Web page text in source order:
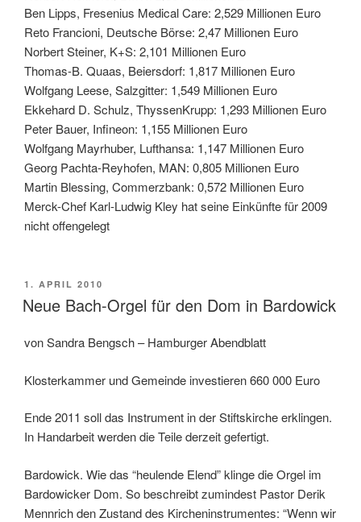
Ben Lipps, Fresenius Medical Care: 2,529 Millionen Euro
Reto Francioni, Deutsche Börse: 2,47 Millionen Euro
Norbert Steiner, K+S: 2,101 Millionen Euro
Thomas-B. Quaas, Beiersdorf: 1,817 Millionen Euro
Wolfgang Leese, Salzgitter: 1,549 Millionen Euro
Ekkehard D. Schulz, ThyssenKrupp: 1,293 Millionen Euro
Peter Bauer, Infineon: 1,155 Millionen Euro
Wolfgang Mayrhuber, Lufthansa: 1,147 Millionen Euro
Georg Pachta-Reyhofen, MAN: 0,805 Millionen Euro
Martin Blessing, Commerzbank: 0,572 Millionen Euro
Merck-Chef Karl-Ludwig Kley hat seine Einkünfte für 2009
nicht offengelegt
POSTED
ON
1. APRIL 2010
Neue Bach-Orgel für den Dom in Bardowick
von Sandra Bengsch – Hamburger Abendblatt
Klosterkammer und Gemeinde investieren 660 000 Euro
Ende 2011 soll das Instrument in der Stiftskirche erklingen.
In Handarbeit werden die Teile derzeit gefertigt.
Bardowick. Wie das “heulende Elend” klinge die Orgel im
Bardowicker Dom. So beschreibt zumindest Pastor Derik
Mennrich den Zustand des Kircheninstrumentes: “Wenn wir